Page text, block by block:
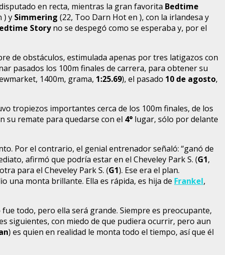
en recta, mientras la gran favorita Bedtime
) y Simmering (22, Too Darn Hot en ), con la irlandesa y
Storyno se despegó como se esperaba y, por el
de obstáculos, estimulada apenas por tres latigazos con
pasados los 100m finales de carrera, para obtener su
1400m, grama, 1:25.69), el pasado 10 de agosto,
tropiezos importantes cerca de los 100m finales, de los
su remate para quedarse con el 4° lugar, sólo por delante
Por el contrario, el genial entrenador señaló: “ganó de
afirmó que podría estar en el Cheveley Park S. (G1,
para el Cheveley Park S. (G1). Ese era el plan.
una monta brillante. Ella es rápida, es hija de Frankel,
todo, pero ella será grande. Siempre es preocupante,
siguientes, con miedo de que pudiera ocurrir, pero aun
) es quien en realidad le monta todo el tiempo, así que él